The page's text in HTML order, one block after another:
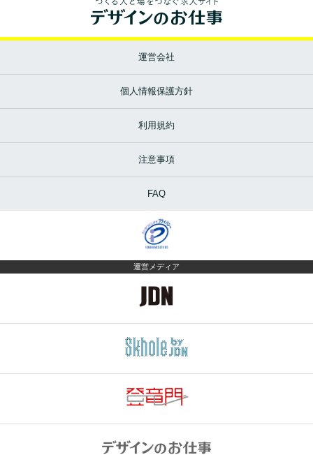
運営会社
個人情報保護方針
利用規約
注意事項
FAQ
運営メディア